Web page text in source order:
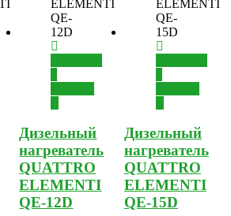
Дизельный
нагреватель
QUATTRO
ELEMENTI
QE-12D
Дизельный
нагреватель
QUATTRO
ELEMENTI
QE-15D